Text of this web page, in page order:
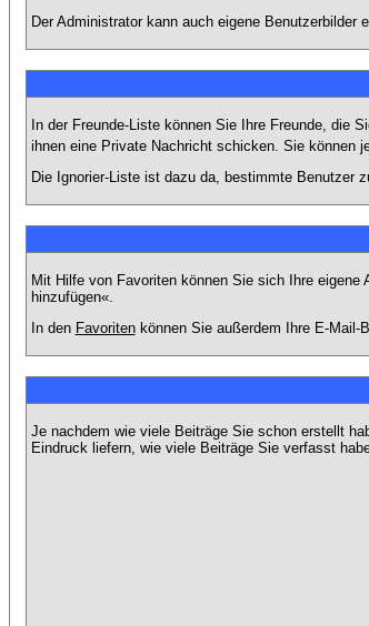
Der Administrator kann auch eigene
In der Freunde-Liste können Sie Ihre Freunde, die
ihnen eine Private Nachricht schicken. Sie können
Die Ignorier-Liste ist dazu da, bestimmte Benutzer
Mit Hilfe von Favoriten können Sie sich Ihre
hinzufügen«.
In den Favoritenkönnen Sie außerdem Ihre E-Mail-
Je nachdem wie viele Beiträge Sie schon erstellt
Eindruck liefern, wie viele Beiträge Sie verfasst